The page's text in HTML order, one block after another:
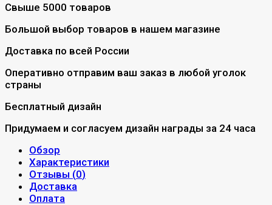
Свыше 5000 товаров
Большой выбор товаров в нашем магазине
Доставка по всей России
Оперативно отправим ваш заказ в любой уголок
страны
Бесплатный дизайн
Придумаем и согласуем дизайн награды за 24 часа
Обзор
Характеристики
Отзывы (0)
Доставка
Оплата